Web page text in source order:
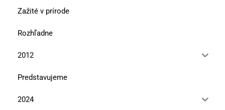
Zažité v prírode
Rozhľadne
2012
Predstavujeme
2024